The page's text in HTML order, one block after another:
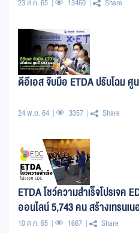
23 ส.ค. 65 13460 Share
ดีอีเอส จับมือ ETDA ปรับโฉม ศู
24 พ.ย. 64 3357 Share
ETDA โชว์ความสำเร็จโปรเจค
ออนไลน์ 5,743 คน สร้างเทรน
259 คนETDA โชว์ความสำเร็จโป
10 ต.ค. 65 1667 Share